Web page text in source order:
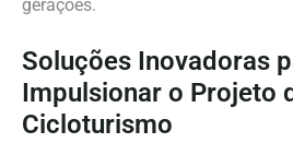
gerações.
Soluções Inovadoras
Impulsionar o Projeto
Cicloturismo